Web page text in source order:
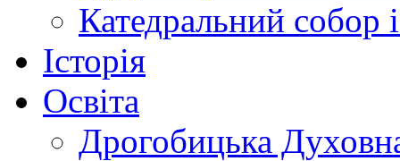
Катедральний собор
Історія
Освіта
Дрогобицька